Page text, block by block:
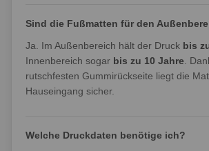
Sind die Fußmatten für den
Ja. Im Außenbereich hält der Druck bis
Innenbereich sogar bis zu 10 Jahre .
rutschfesten Gummirückseite liegt die
Hauseingang sicher.
Welche Druckdaten benötige ich?